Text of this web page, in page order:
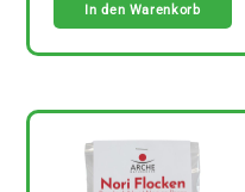
In den Warenkorb